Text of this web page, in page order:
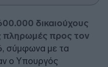
δικαιούχους
πληρωμές προς τον
, σύμφωνα με τα
ο Υπουργός